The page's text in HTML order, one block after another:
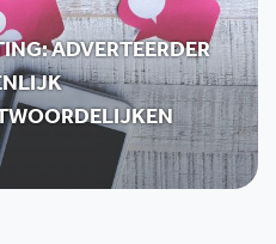
ADVERTEERDER